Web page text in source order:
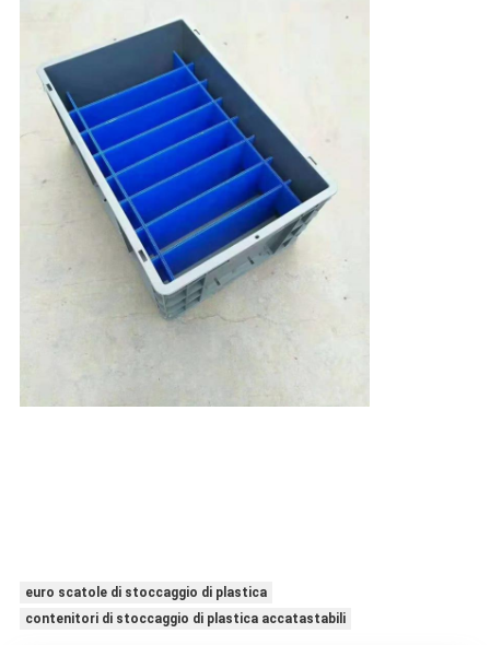
euro scatole di stoccaggio di plastica
contenitori di stoccaggio di plastica accatastabili